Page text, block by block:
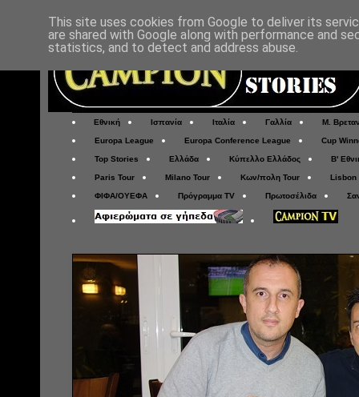
Εθνική Ισπανία Ιταλία Γαλλία Μ.
Europa League Europa Conference League Cup
Top Stories Ελλάδα Κύπελλο Ελλάδος Β'
Paris Tour Milano Tour Κων/πολη Tour Lisbon
ΦΙΦΑ/ΟΥΕΦΑ Πρόγραμμα TV Πρωτοσέλιδα
This site uses cookies from Google to deliver its
are shared with Google along with performance and
statistics, and to detect and address abuse.